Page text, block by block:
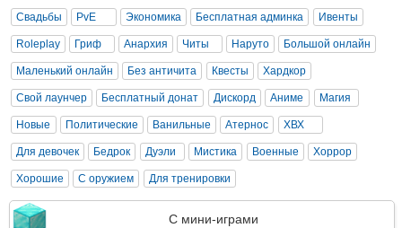
Свадьбы PvE Экономика Бесплатная админка Ивенты
Roleplay Гриф Анархия Читы Наруто Большой онлайн
Маленький онлайн Без античита Квесты Хардкор
Свой лаунчер Бесплатный донат Дискорд Аниме Магия
Новые Политические Ванильные Атернос ХВХ
Для девочек Бедрок Дуэли Мистика Военные Хоррор
Хорошие С оружием Для тренировки
С мини-играми